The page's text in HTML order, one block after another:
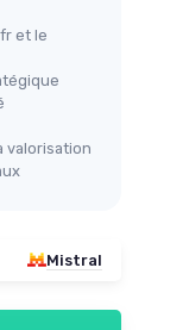
et le
valorisation
Mistral